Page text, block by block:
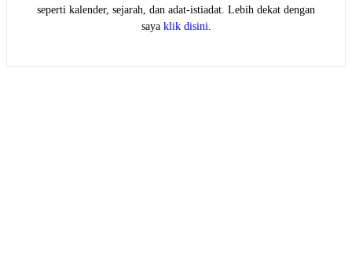
seperti kalender, sejarah, dan adat-istiadat. Lebih dekat dengan
saya klik disini